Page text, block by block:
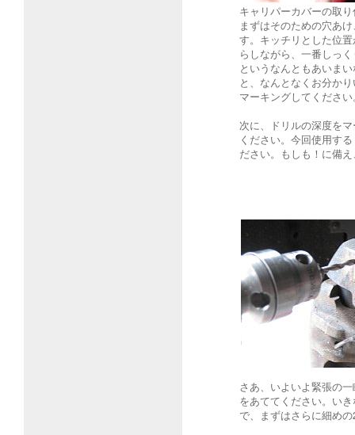
キャリパーカバーの取
まずはそのための穴あ
す。キッチリとした位
らしながら、一番しっ
というなんともあいま
と、なんとなくお分か
マーキングしてくださ
次に、ドリルの深度を
ください。今回使用す
ださい。もしも！に備
さあ、いよいよ緊張の
をあててください。い
で、まずはさらに細め